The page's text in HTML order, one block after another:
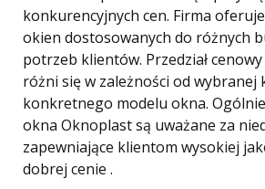
konkurencyjnych cen. Firma
okien dostosowanych do różnych
potrzeb klientów. Przedział
różni się w zależności od wybranej
konkretnego modelu okna.
okna Oknoplast są uważane za
zapewniające klientom wysokiej
dobrej cenie .